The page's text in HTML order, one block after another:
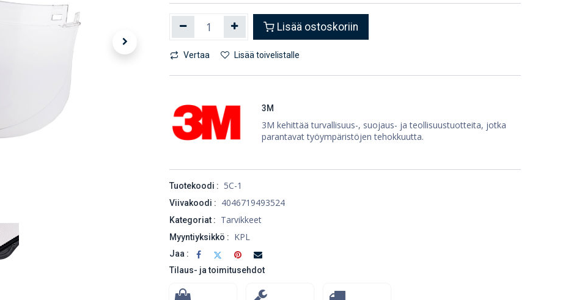
Lisää ostoskoriin
Vertaa Lisää toivelistalle
3M
3M kehittää turvallisuus-, suojaus- ja teollisuustuotteita, jotka
parantavat työympäristöjen tehokkuutta.
Tuotekoodi : 5C-1
Viivakoodi : 4046719493524
Kategoriat : Tarvikkeet
Myyntiyksikkö : KPL
Jaa :
Tilaus- ja toimitusehdot